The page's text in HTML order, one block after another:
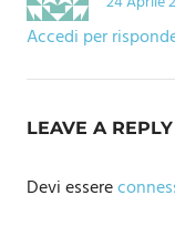
Accedi per
LEAVE A REPLY
Devi essere